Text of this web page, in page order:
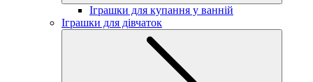
Іграшки для купання у ванній
Іграшки для дівчаток